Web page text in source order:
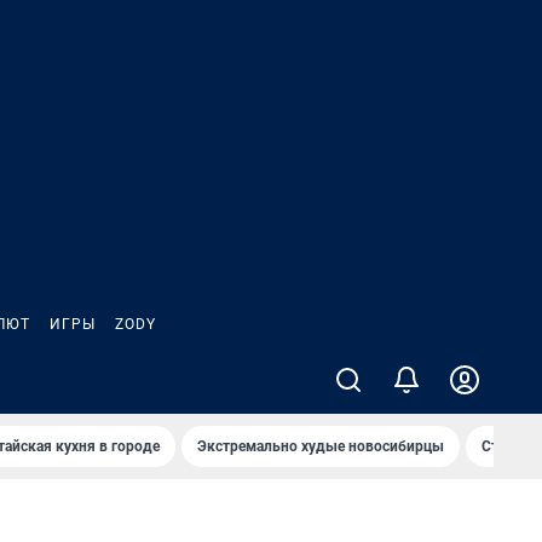
ИГРЫ ZODY
кухня в городе Экстремально худые новосибирцы Старт